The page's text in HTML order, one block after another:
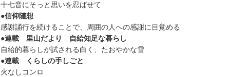
十七音にそっと思いを忍ばせて
●信仰随想
感謝誦行を続けることで、周囲の人への感謝に目覚める
●連載 里山だより 自給知足な暮らし
自給的暮らしが試される白く、たおやかな雪
●連載 くらしの手しごと
火なしコンロ